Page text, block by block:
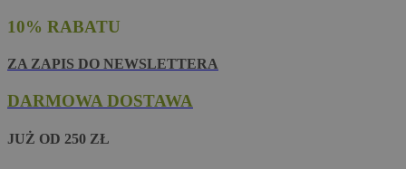
10% RABATU
ZA ZAPIS DO NEWSLETTERA
DARMOWA DOSTAWA
JUŻ OD 250 ZŁ